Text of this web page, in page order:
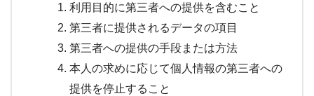
利用目的に第三者への提供を含むこと
第三者に提供されるデータの項目
第三者への提供の手段または方法
本人の求めに応じて個人情報の第三者への
提供を停止すること